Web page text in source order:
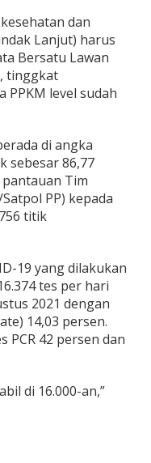
dan
Lanjut) harus
Bersatu Lawan
tinggkat
PPKM level sudah
di angka
sebesar 86,77
Tim
PP) kepada
titik
19 yang dilakukan
tes per hari
2021 dengan
14,03 persen.
PCR 42 persen dan
di 16.000-an,”